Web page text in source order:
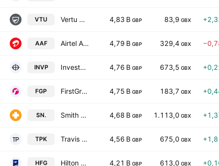
VTU Vertu Motors PLC 4,83 B GBP 83,9 GBX
AAF Airtel Africa Plc 4,79 B GBP 329,4 GBX
INVP Investec plc 4,76 B GBP 673,5 GBX
FGP FirstGroup plc 4,75 B GBP 183,7 GBX
SN. Smith & Nephew plc 4,68 B GBP 1.113,0 GBX
TPK Travis Perkins plc 4,56 B GBP 675,0 GBX
HFG Hilton Food Group plc 4,21 B GBP 613,0 GBX